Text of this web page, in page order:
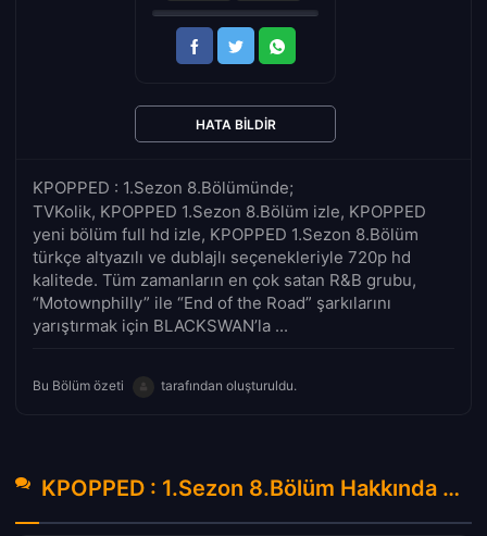
KPOPPED : 1.Sezon 8.Bölümünde;
TVKolik, KPOPPED 1.Sezon 8.Bölüm izle, KPOPPED
yeni bölüm full hd izle, KPOPPED 1.Sezon 8.Bölüm
türkçe altyazılı ve dublajlı seçenekleriyle 720p hd
kalitede. Tüm zamanların en çok satan R&B grubu,
“Motownphilly” ile “End of the Road” şarkılarını
yarıştırmak için BLACKSWAN’la ...
Bu Bölüm özeti tarafından oluşturuldu.
HATA BILDIR
KPOPPED : 1.Sezon 8.Bölüm Hakkında Yorumlar